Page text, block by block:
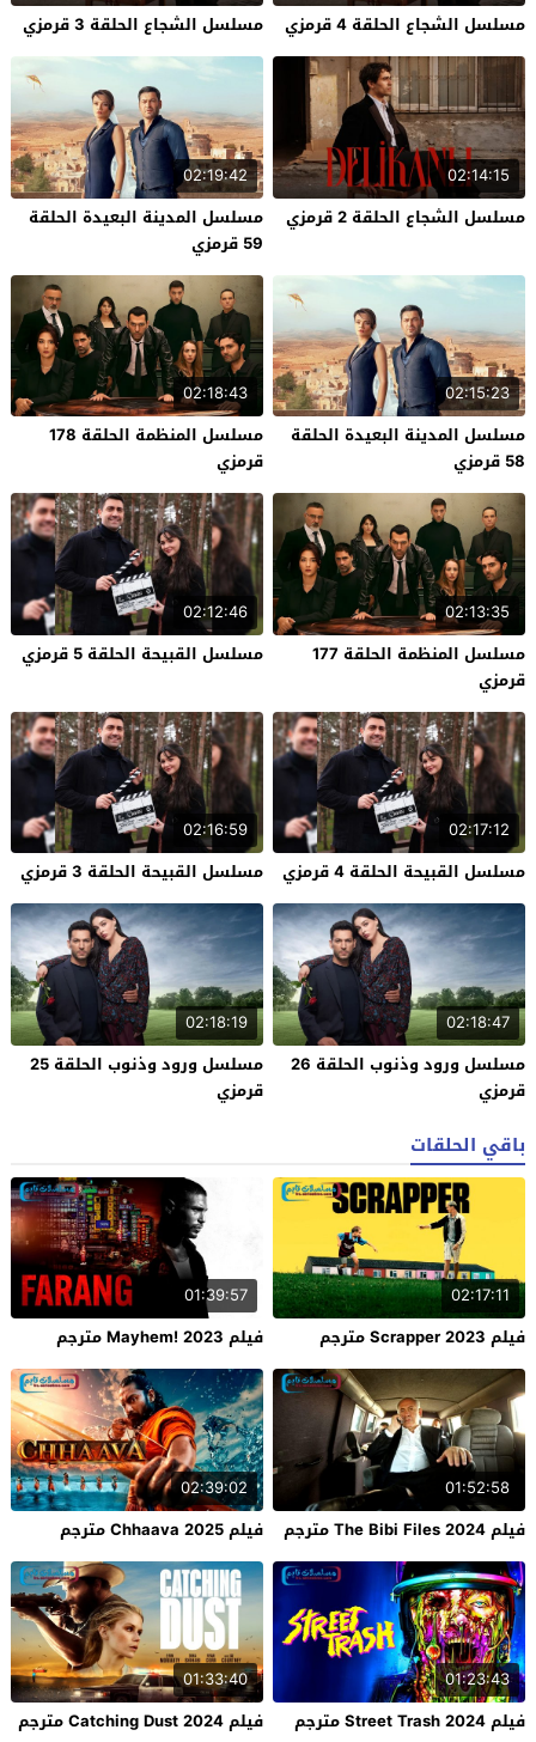
مسلسل الشجاع الحلقة 4 قرمزي
مسلسل الشجاع الحلقة 3 قرمزي
02:14:15
مسلسل الشجاع الحلقة 2 قرمزي
02:19:42
مسلسل المدينة البعيدة الحلقة
59 قرمزي
02:15:23
مسلسل المدينة البعيدة الحلقة
58 قرمزي
02:18:43
مسلسل المنظمة الحلقة 178
قرمزي
02:13:35
مسلسل المنظمة الحلقة 177
قرمزي
02:12:46
مسلسل القبيحة الحلقة 5 قرمزي
02:17:12
مسلسل القبيحة الحلقة 4 قرمزي
02:16:59
مسلسل القبيحة الحلقة 3 قرمزي
02:18:47
مسلسل ورود وذنوب الحلقة 26
قرمزي
02:18:19
مسلسل ورود وذنوب الحلقة 25
قرمزي
باقي الحلقات
02:17:11
فيلم Scrapper 2023 مترجم
01:39:57
فيلم Mayhem! 2023 مترجم
01:52:58
فيلم The Bibi Files 2024 مترجم
02:39:02
فيلم Chhaava 2025 مترجم
01:23:43
فيلم Street Trash 2024 مترجم
01:33:40
فيلم Catching Dust 2024 مترجم